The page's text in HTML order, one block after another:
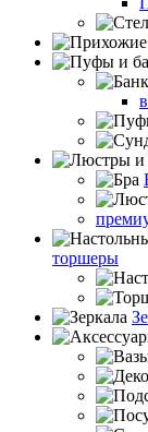
торшеры